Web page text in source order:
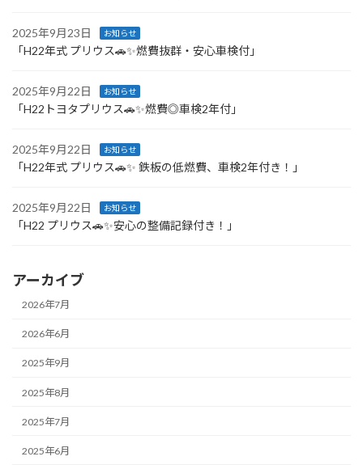
2025年9月23日 お知らせ
「H22年式 プリウス🚗✨燃費抜群・安心車検付」
2025年9月22日 お知らせ
「H22トヨタプリウス🚗✨燃費◎車検2年付」
2025年9月22日 お知らせ
「H22年式 プリウス🚗✨ 鉄板の低燃費、車検2年付き！」
2025年9月22日 お知らせ
「H22 プリウス🚗✨安心の整備記録付き！」
アーカイブ
2026年7月
2026年6月
2025年9月
2025年8月
2025年7月
2025年6月